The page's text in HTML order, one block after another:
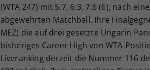
(WTA 247) mit 5:7, 6:3, 7:6 (6), nach
abgewehrten Matchball. Ihre
MEZ) die auf drei gesetzte Ungarin
bisheriges Career High von WTA-
Liveranking derzeit die Nummer 116